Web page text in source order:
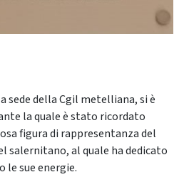
sede della Cgil metelliana, si è
la quale è stato ricordato
figura di rappresentanza del
salernitano, al quale ha dedicato
le sue energie.